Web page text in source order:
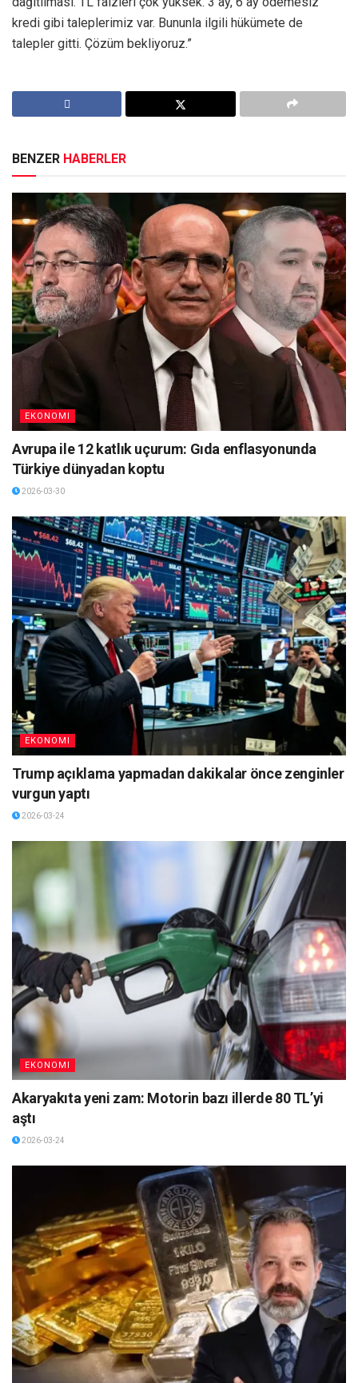
kredi gibi taleplerimiz var. Bununla ilgili hükümete de
talepler gitti. Çözüm bekliyoruz.”
BENZER HABERLER
EKONOMI
Avrupa ile 12 katlık uçurum: Gıda enflasyonunda
Türkiye dünyadan koptu
2026-03-30
EKONOMI
Trump açıklama yapmadan dakikalar önce zenginler
vurgun yaptı
2026-03-24
EKONOMI
Akaryakıta yeni zam: Motorin bazı illerde 80 TL’yi
aştı
2026-03-24